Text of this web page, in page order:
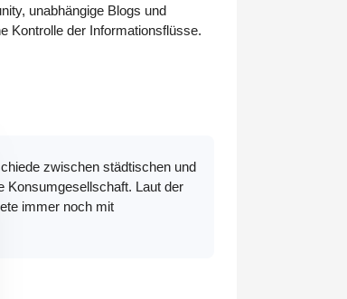
unabhängige Blogs und
Kontrolle der Informationsflüsse.
zwischen städtischen und
Konsumgesellschaft. Laut der
immer noch mit